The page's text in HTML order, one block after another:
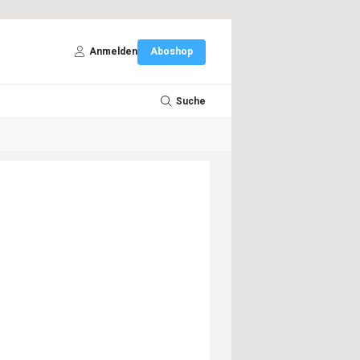
Anmelden Aboshop
Suche